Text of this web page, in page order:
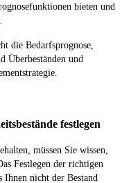
bieten und
die Bedarfsprognose,
Überbeständen und
festlegen
müssen Sie wissen,
Festlegen der richtigen
Ihnen nicht der Bestand